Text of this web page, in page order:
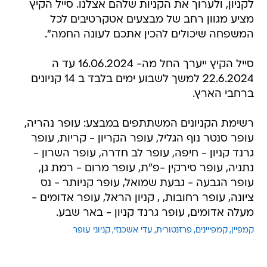
לקניון, ולערוך את הקניות שלהם אצלנו. סייל הקיץ
מציע מגוון רחב של מבצעים אטקרטיבים לכל
המשפחה שיכולים להכין אתכם לעונה החמה".
סייל הקיץ ייערך החל מה- 16.06.2024 עד ה
22.6.2024 למשך לשבוע ימים בלבד ב 14 קניונים
ברחבי הארץ.
רשימת הקניונים המשתתפים במבצע: עופר נהריה,
עופר סנטר נוף הגליל, עופר הקריון - קריות, עופר
גרנד קניון - חיפה, עופר לב חדרה, עופר השרון -
נתניה, עופר סירקין -פ"ת, עופר מרום - רמת גן,
עופר הגבעה - גבעת שמואל, עופר קניותר - נס
ציונה, עופר רחובות, , קניון הראל, עופר אדומים -
מעלה אדומים, עופר גרנד קניון - באר שבע.
קמפיין קמפייינים פרזנטורית עדי אשכנזי קניוני עופר